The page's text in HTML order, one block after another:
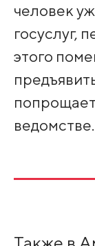
человек
госуслуг,
этого
ведомстве.